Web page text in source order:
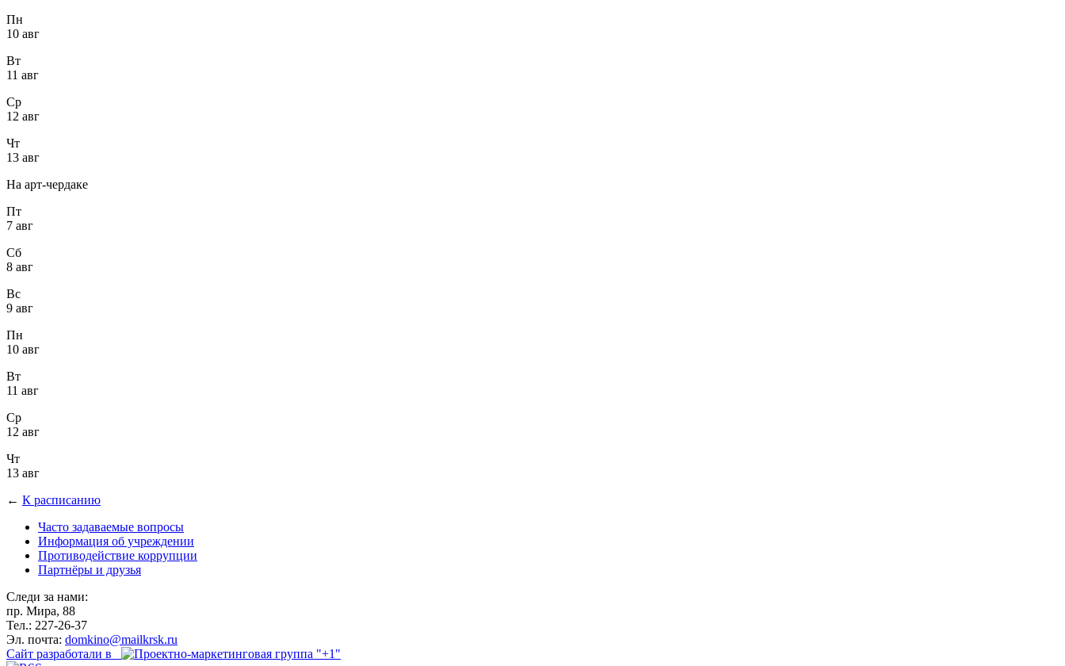
Пн
10 авг
Вт
11 авг
Ср
12 авг
Чт
13 авг
На арт-чердаке
Пт
7 авг
Сб
8 авг
Вс
9 авг
Пн
10 авг
Вт
11 авг
Ср
12 авг
Чт
13 авг
← К расписанию
Часто задаваемые вопросы
Информация об учреждении
Противодействие коррупции
Партнёры и друзья
Следи за нами:
пр. Мира, 88
Тел.: 227-26-37
Эл. почта: domkino@mailkrsk.ru
Сайт разработали в